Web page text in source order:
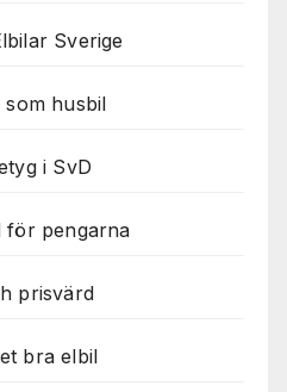
Sverige
som husbil
i SvD
för pengarna
prisvärd
bra elbil